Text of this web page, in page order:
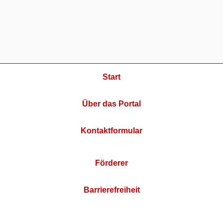
Start
Über das Portal
Kontaktformular
Förderer
Barrierefreiheit